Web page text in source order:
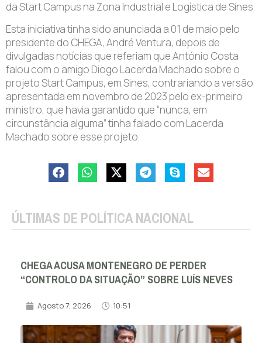
da Start Campus na Zona Industrial e Logística de Sines.
Esta iniciativa tinha sido anunciada a 01 de maio pelo
presidente do CHEGA, André Ventura, depois de
divulgadas notícias que referiam que António Costa
falou com o amigo Diogo Lacerda Machado sobre o
projeto Start Campus, em Sines, contrariando a versão
apresentada em novembro de 2023 pelo ex-primeiro
ministro, que havia garantido que “nunca, em
circunstância alguma” tinha falado com Lacerda
Machado sobre esse projeto.
ÚLTIMAS DE POLÍTICA NACIONAL
CHEGA ACUSA MONTENEGRO DE PERDER
“CONTROLO DA SITUAÇÃO” SOBRE LUÍS NEVES
Agosto 7, 2026 10:51